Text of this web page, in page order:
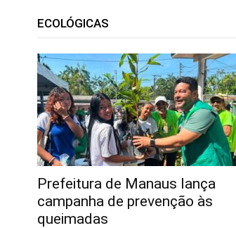
ECOLÓGICAS
Prefeitura de Manaus lança
campanha de prevenção às
queimadas